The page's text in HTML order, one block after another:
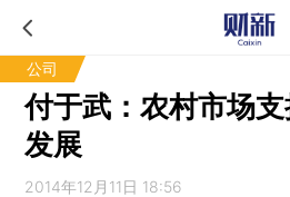
公司
付于武：农村市场
发展
2014年12月11日 18:56